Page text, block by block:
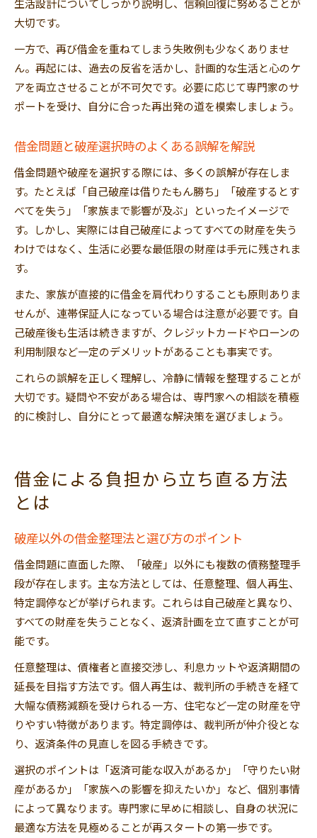
生活設計についてしっかり説明し、信頼回復に努めることが
大切です。
一方で、再び借金を重ねてしまう失敗例も少なくありませ
ん。再起には、過去の反省を活かし、計画的な生活と心のケ
アを両立させることが不可欠です。必要に応じて専門家のサ
ポートを受け、自分に合った再出発の道を模索しましょう。
借金問題と破産選択時のよくある誤解を解説
借金問題や破産を選択する際には、多くの誤解が存在しま
す。たとえば「自己破産は借りたもん勝ち」「破産するとす
べてを失う」「家族まで影響が及ぶ」といったイメージで
す。しかし、実際には自己破産によってすべての財産を失う
わけではなく、生活に必要な最低限の財産は手元に残されま
す。
また、家族が直接的に借金を肩代わりすることも原則ありま
せんが、連帯保証人になっている場合は注意が必要です。自
己破産後も生活は続きますが、クレジットカードやローンの
利用制限など一定のデメリットがあることも事実です。
これらの誤解を正しく理解し、冷静に情報を整理することが
大切です。疑問や不安がある場合は、専門家への相談を積極
的に検討し、自分にとって最適な解決策を選びましょう。
借金による負担から立ち直る方法
とは
破産以外の借金整理法と選び方のポイント
借金問題に直面した際、「破産」以外にも複数の債務整理手
段が存在します。主な方法としては、任意整理、個人再生、
特定調停などが挙げられます。これらは自己破産と異なり、
すべての財産を失うことなく、返済計画を立て直すことが可
能です。
任意整理は、債権者と直接交渉し、利息カットや返済期間の
延長を目指す方法です。個人再生は、裁判所の手続きを経て
大幅な債務減額を受けられる一方、住宅など一定の財産を守
りやすい特徴があります。特定調停は、裁判所が仲介役とな
り、返済条件の見直しを図る手続きです。
選択のポイントは「返済可能な収入があるか」「守りたい財
産があるか」「家族への影響を抑えたいか」など、個別事情
によって異なります。専門家に早めに相談し、自身の状況に
最適な方法を見極めることが再スタートの第一歩です。